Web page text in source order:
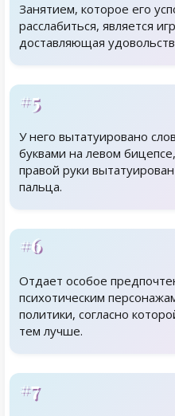
Занятием, которое его
расслабиться, является
доставляющая
#5
У него вытатуировано
буквами на левом
правой руки
пальца.
#6
Отдает особое
психотическим
политики, согласно
тем лучше.
#7